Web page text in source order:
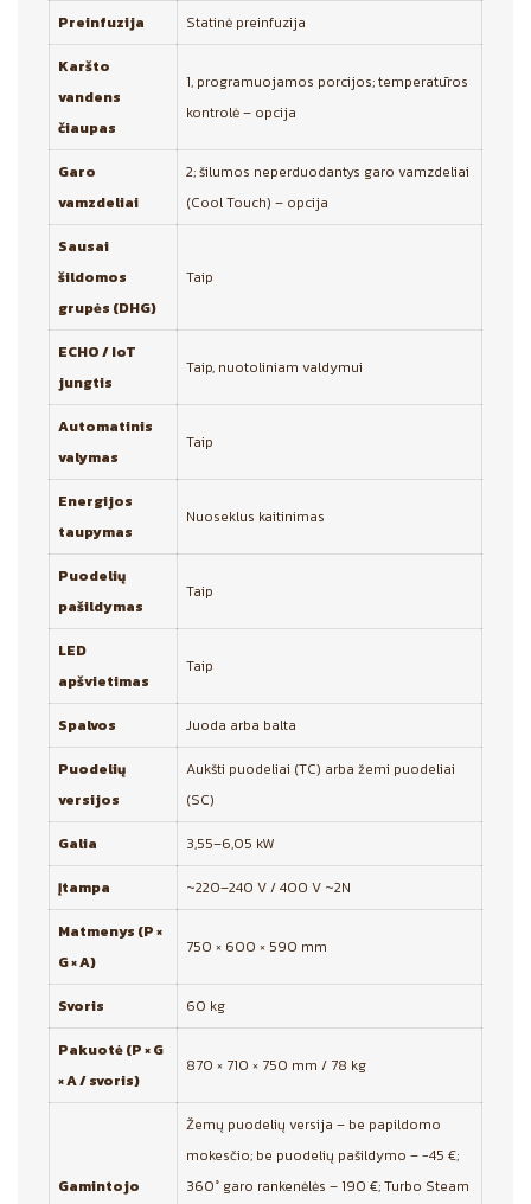
Preinfuzija Statinė preinfuzija
Karšto
vandens
čiaupas
1, programuojamos porcijos; temperatūros
kontrolė – opcija
Garo
vamzdeliai
2; šilumos neperduodantys garo vamzdeliai
(Cool Touch) – opcija
Sausai
šildomos
grupės (DHG)
Taip
ECHO / IoT
jungtis
Taip, nuotoliniam valdymui
Automatinis
valymas
Taip
Energijos
taupymas
Nuoseklus kaitinimas
Puodelių
pašildymas
Taip
LED
apšvietimas
Taip
Spalvos Juoda arba balta
Puodelių
versijos
Aukšti puodeliai (TC) arba žemi puodeliai
(SC)
Galia 3,55–6,05 kW
Įtampa ~220–240 V / 400 V ~2N
Matmenys (P ×
G × A)
750 × 600 × 590 mm
Svoris 60 kg
Pakuotė (P × G
× A / svoris)
870 × 710 × 750 mm / 78 kg
Gamintojo
Žemų puodelių versija – be papildomo
mokesčio; be puodelių pašildymo – −45 €;
360° garo rankenėlės – 190 €; Turbo Steam